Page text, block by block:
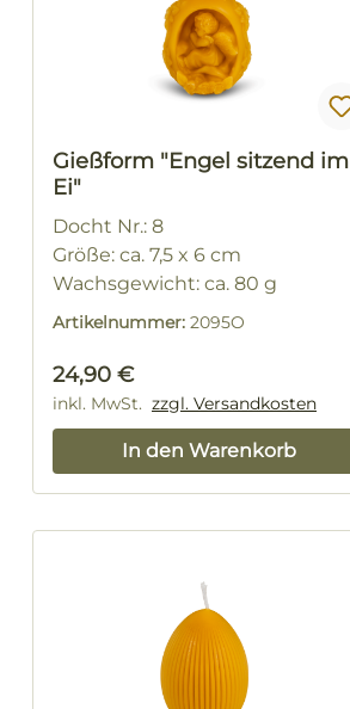
Gießform "Engel sitzend im
Ei"
Docht Nr.: 8
Größe: ca. 7,5 x 6 cm
Wachsgewicht: ca. 80 g
Artikelnummer: 2095O
Regulärer Preis:
24,90 €
inkl. MwSt. zzgl. Versandkosten
In den Warenkorb